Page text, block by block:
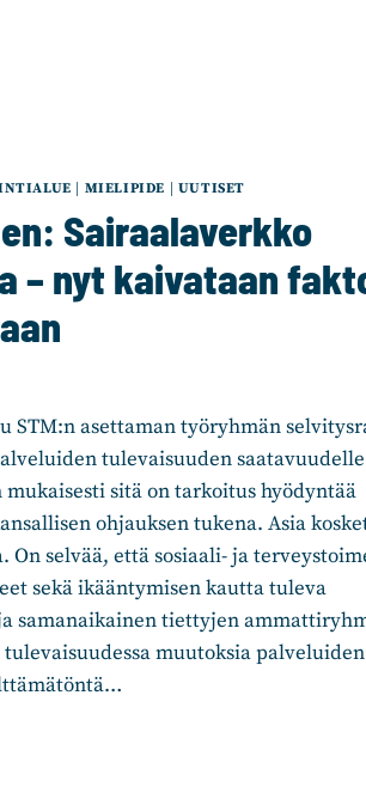
| MIELIPIDE | UUTISET
Sairaalaverkko
– nyt kaivataan
STM:n asettaman työryhmän
tulevaisuuden
sitä on tarkoitus hyödyntää
ohjauksen tukena. Asia
On selvää, että sosiaali- ja
sekä ikääntymisen kautta tuleva
samanaikainen tiettyjen
muutoksia palveluiden